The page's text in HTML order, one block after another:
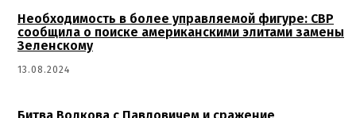
Необходимость в более управляемой фигуре: СВР
сообщила о поиске американскими элитами замены
Зеленскому
13.08.2024